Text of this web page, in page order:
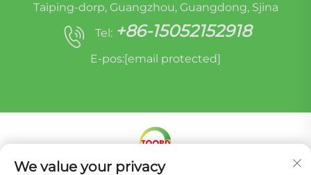
Taiping-dorp, Guangzhou, Guangdong, Sjina
Tel: +86-15052152918
E-pos:[email protected]
We value your privacy